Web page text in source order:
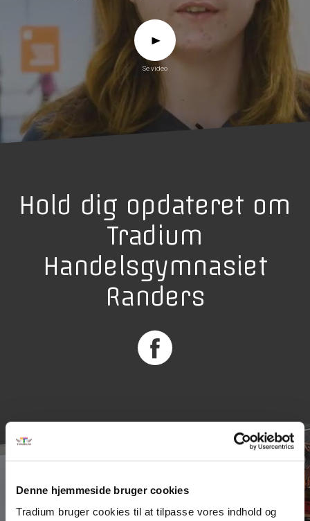
Denne hjemmeside bruger cookies
Tradium bruger cookies til at tilpasse vores indhold og
Se video
Hold dig opdateret om
Tradium
Handelsgymnasiet
Randers